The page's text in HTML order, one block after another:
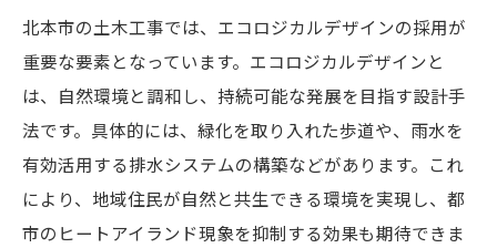
北本市の土木工事では、エコロジカルデザインの採用が
重要な要素となっています。エコロジカルデザインと
は、自然環境と調和し、持続可能な発展を目指す設計手
法です。具体的には、緑化を取り入れた歩道や、雨水を
有効活用する排水システムの構築などがあります。これ
により、地域住民が自然と共生できる環境を実現し、都
市のヒートアイランド現象を抑制する効果も期待できま